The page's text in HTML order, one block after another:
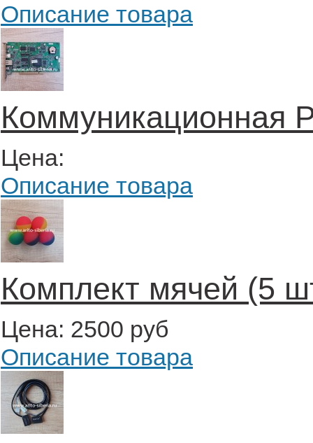
Описание товара
Коммуникационная
Цена:
Описание товара
Комплект мячей (5
Цена: 2500 руб
Описание товара